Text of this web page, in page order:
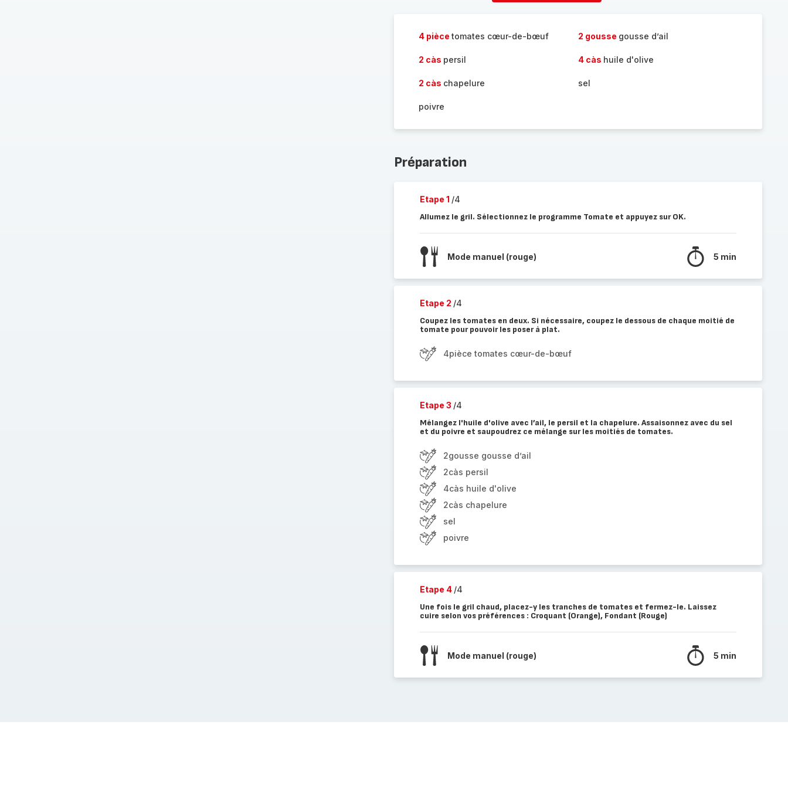
4 pièce tomates cœur-de-bœuf 2 gousse gousse d’ail
2 càs persil 4 càs huile d'olive
2 càs chapelure sel
poivre
Préparation
Etape 1 /4
Allumez le gril. Sélectionnez le programme Tomate et appuyez sur OK.
Mode manuel (rouge) 5 min
Etape 2 /4
Coupez les tomates en deux. Si nécessaire, coupez le dessous de chaque moitié de
tomate pour pouvoir les poser à plat.
4pièce tomates cœur-de-bœuf
Etape 3 /4
Mélangez l'huile d'olive avec l’ail, le persil et la chapelure. Assaisonnez avec du sel
et du poivre et saupoudrez ce mélange sur les moitiés de tomates.
2gousse gousse d’ail
2càs persil
4càs huile d'olive
2càs chapelure
sel
poivre
Etape 4 /4
Une fois le gril chaud, placez-y les tranches de tomates et fermez-le. Laissez
cuire selon vos préférences : Croquant (Orange), Fondant (Rouge)
Mode manuel (rouge) 5 min